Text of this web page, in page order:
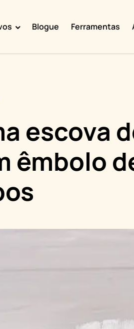
Blogue Ferramentas
escova
êmbolo